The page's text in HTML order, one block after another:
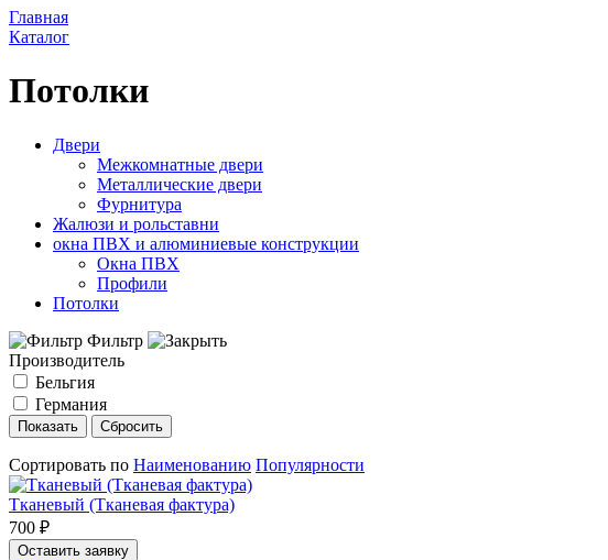
Главная
Каталог
Потолки
Двери
Межкомнатные двери
Металлические двери
Фурнитура
Жалюзи и рольставни
окна ПВХ и алюминиевые конструкции
Окна ПВХ
Профили
Потолки
Фильтр
Производитель
Бельгия
Германия
Показать Сбросить
Сортировать по Наименованию Популярности
Тканевый (Тканевая фактура)
700 ₽
Оставить заявку